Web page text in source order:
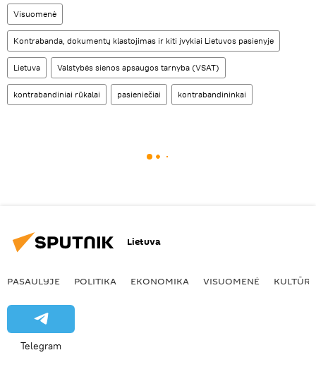
Visuomenė
Kontrabanda, dokumentų klastojimas ir kiti įvykiai Lietuvos pasienyje
Lietuva Valstybės sienos apsaugos tarnyba (VSAT)
kontrabandiniai rūkalai pasieniečiai kontrabandininkai
Lietuva
PASAULYJE POLITIKA EKONOMIKA VISUOMENĖ KULTŪRA
Telegram